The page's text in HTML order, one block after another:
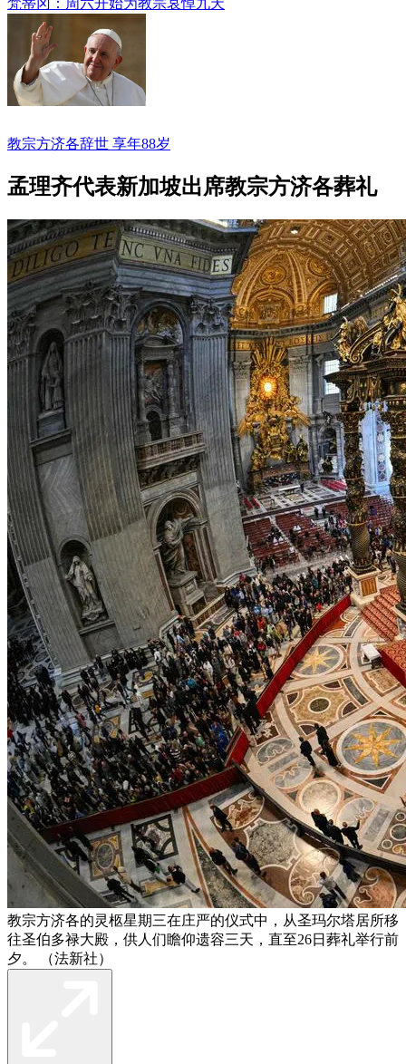
教宗方济各辞世 享年88岁
孟理齐代表新加坡出席教宗方济各葬礼
教宗方济各的灵柩星期三在庄严的仪式中，从圣玛尔塔居所移
往圣伯多禄大殿，供人们瞻仰遗容三天，直至26日葬礼举行前
夕。 （法新社）